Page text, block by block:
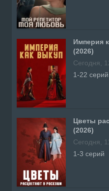
Империя
(2026)
Сегодня,
1-22 серий
Цветы
(2026)
Сегодня,
1-3 серий